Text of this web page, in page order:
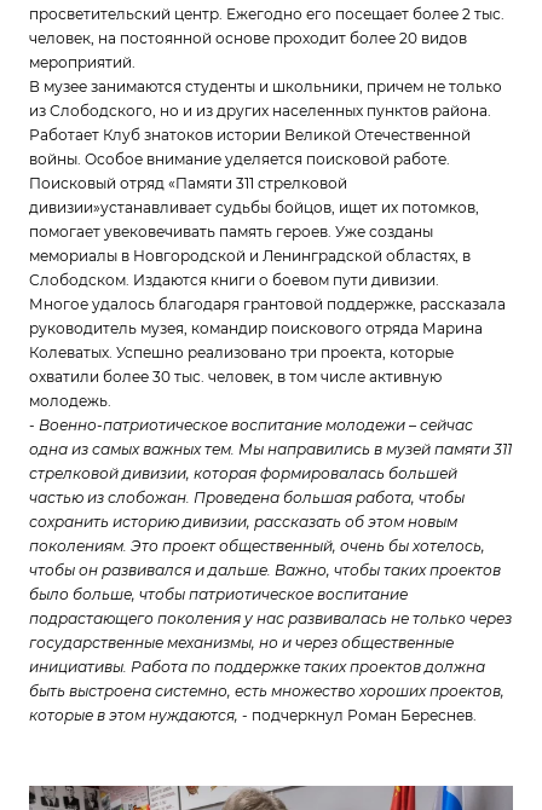
просветительский центр. Ежегодно его посещает более 2 тыс.
человек, на постоянной основе проходит более 20 видов
мероприятий.
В музее занимаются студенты и школьники, причем не только
из Слободского, но и из других населенных пунктов района.
Работает Клуб знатоков истории Великой Отечественной
войны. Особое внимание уделяется поисковой работе.
Поисковый отряд «Памяти 311 стрелковой
дивизии»устанавливает судьбы бойцов, ищет их потомков,
помогает увековечивать память героев. Уже созданы
мемориалы в Новгородской и Ленинградской областях, в
Слободском. Издаются книги о боевом пути дивизии.
Многое удалось благодаря грантовой поддержке, рассказала
руководитель музея, командир поискового отряда Марина
Колеватых. Успешно реализовано три проекта, которые
охватили более 30 тыс. человек, в том числе активную
молодежь.
- Военно-патриотическое воспитание молодежи – сейчас
одна из самых важных тем. Мы направились в музей памяти 311
стрелковой дивизии, которая формировалась большей
частью из слобожан. Проведена большая работа, чтобы
сохранить историю дивизии, рассказать об этом новым
поколениям. Это проект общественный, очень бы хотелось,
чтобы он развивался и дальше. Важно, чтобы таких проектов
было больше, чтобы патриотическое воспитание
подрастающего поколения у нас развивалась не только через
государственные механизмы, но и через общественные
инициативы. Работа по поддержке таких проектов должна
быть выстроена системно, есть множество хороших проектов,
которые в этом нуждаются, - подчеркнул Роман Береснев.